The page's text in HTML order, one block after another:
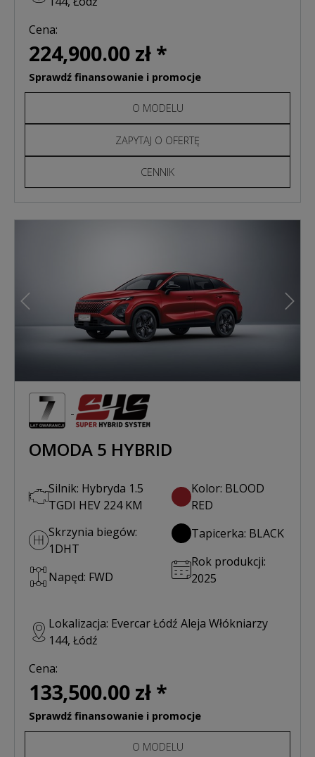
Cena:
224,900.00 zł *
Sprawdź finansowanie i promocje
O MODELU
ZAPYTAJ O OFERTĘ
CENNIK
Poprzedni
OMODA 5 HYBRID
Silnik: Hybryda 1.5
TGDI HEV 224 KM
Skrzynia biegów:
1DHT
Napęd: FWD
Kolor: BLOOD
RED
Tapicerka: BLACK
Rok produkcji:
2025
Lokalizacja: Evercar Łódź Aleja Włókniarzy
144, Łódź
Cena:
133,500.00 zł *
Sprawdź finansowanie i promocje
O MODELU